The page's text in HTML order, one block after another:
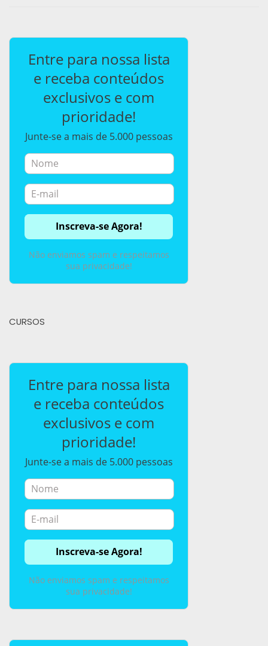
Entre para nossa lista
e receba conteúdos
exclusivos e com
prioridade!
Junte-se a mais de 5.000 pessoas
Não enviamos spam e respeitamos
sua privacidade!
CURSOS
Entre para nossa lista
e receba conteúdos
exclusivos e com
prioridade!
Junte-se a mais de 5.000 pessoas
Não enviamos spam e respeitamos
sua privacidade!